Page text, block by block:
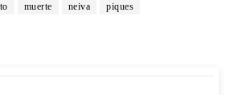
muerte neiva piques